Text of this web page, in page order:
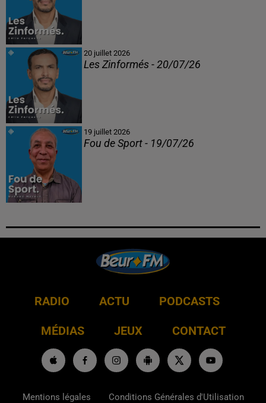
20 juillet 2026
Les Zinformés - 20/07/26
19 juillet 2026
Fou de Sport - 19/07/26
RADIO ACTU PODCASTS
MÉDIAS JEUX CONTACT
Mentions légales Conditions Générales d'Utilisation